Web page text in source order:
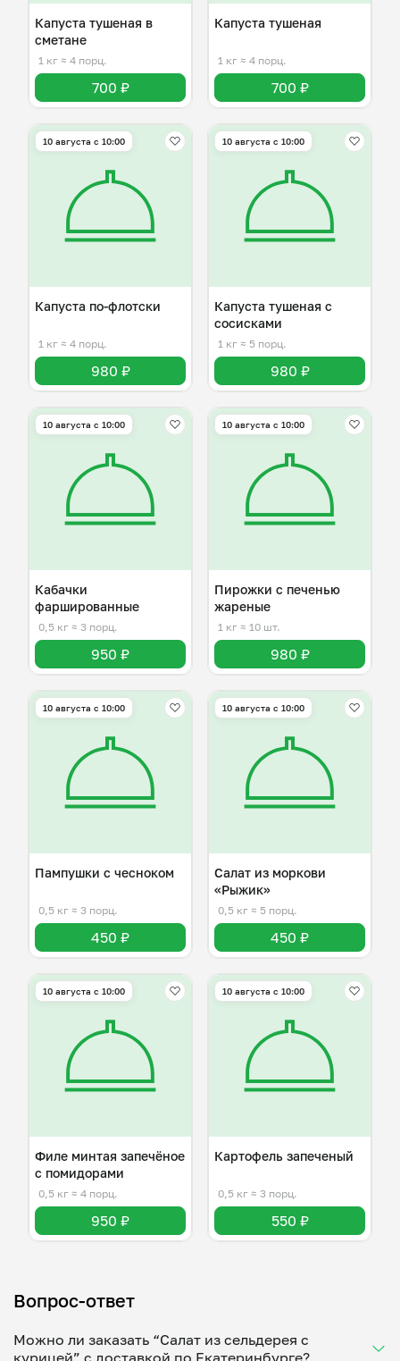
Капуста тушеная в
сметане
1 кг ≈ 4 порц.
700 ₽
Капуста тушеная
1 кг ≈ 4 порц.
700 ₽
10 августа с 10:00
Капуста по-флотски
1 кг ≈ 4 порц.
980 ₽
10 августа с 10:00
Капуста тушеная с
сосисками
1 кг ≈ 5 порц.
980 ₽
10 августа с 10:00
Кабачки
фаршированные
0,5 кг ≈ 3 порц.
950 ₽
10 августа с 10:00
Пирожки с печенью
жареные
1 кг ≈ 10 шт.
980 ₽
10 августа с 10:00
Пампушки с чесноком
0,5 кг ≈ 3 порц.
450 ₽
10 августа с 10:00
Салат из моркови
«Рыжик»
0,5 кг ≈ 5 порц.
450 ₽
10 августа с 10:00
Филе минтая запечёное
с помидорами
0,5 кг ≈ 4 порц.
950 ₽
10 августа с 10:00
Картофель запеченый
0,5 кг ≈ 3 порц.
550 ₽
Вопрос-ответ
Можно ли заказать “Салат из сельдерея с
курицей” с доставкой по Екатеринбурге?